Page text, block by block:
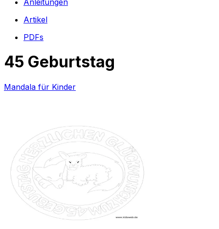
Anleitungen
Artikel
PDFs
45 Geburtstag
Mandala für Kinder